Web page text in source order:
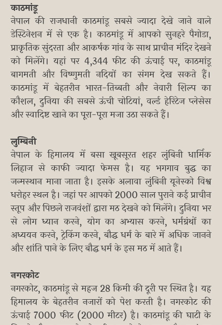
​काठमांडू
नेपाल की राजधानी काठमांडू सबसे ज्यादा देखे जाने वाले
डेस्टिनेशन में से एक है। काठमांडू में आपको सुनहरे पैगोडा,
प्राकृतिक सुंदरता और आकर्षक गांव के साथ प्राचीन मंदिर देखने
को मिलेंगे। यहां पर 4,344 फीट की ऊंचाई पर, काठमांडू
बागमती और विष्णुमती नदियों का संगम देख सकते हैं।
काठमांडू में बेहतरीन भारत-तिब्बती और नेवारी शिल्प का
कौशल, दुनिया की सबसे ऊंची चोटियां, वर्ल्ड हेरिटेज प्लेसेस
और स्वादिष्ट खाने का पूरा-पूरा मजा उठा सकते हैं।
लुम्बिनी
नेपाल के हिमालय में बसा खूबसूरत शहर लुंबिनी धार्मिक
लिहाज से काफी ज्यादा फेमस है। यह भगगाव बुद्ध का
जन्मस्थान माना जाता है। इसके अलावा लुंबिनी यूनेस्को विश्व
धरोहर स्थल है। जहां पर आपको 2000 साल पुराने कई प्राचीन
स्तूप और पिछले राजवंशों द्वारा मठ देखने को मिलेंगे। दुनिया भर
से लोग ध्यान करने, योग का अभ्यास करने, धर्मग्रंथों का
अध्ययन करने, ट्रेकिंग करने, बौद्ध धर्म के बारे में अधिक जानने
और शांति पाने के लिए बौद्ध धर्म के इस मठ में आते हैं।
​नगरकोट
नगरकोट, काठमांडू से महज 28 किमी की दूरी पर स्थित है। यह
हिमालय के बेहतरीन नजारों को पेश करती है। नगरकोट की
ऊंचाई 7000 फीट (2000 मीटर) है। काठमांडू की घाटी के